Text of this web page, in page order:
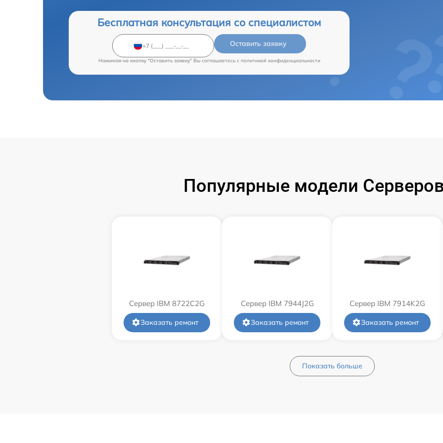
Бесплатная консультация со специалистом
Оставить заявку
Нажимая на кнопку "Оставить заявку" Вы соглашаетесь c политикой конфиденциальности
Популярные модели
Сервер IBM 8722C2G
Заказать ремонт
Сервер IBM 7944J2G
Заказать ремонт
Сервер IBM 7914K2G
Заказать ремонт
Показать больше